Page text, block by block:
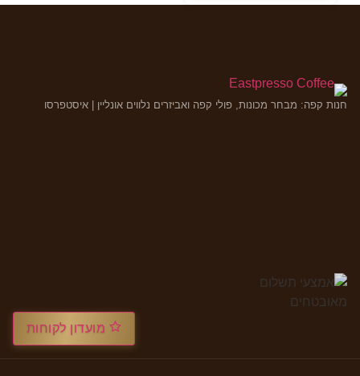
חנות קפה: מבחר מכונות, פולי קפה ואביזרים נלווים אונליין | איסטפרסו